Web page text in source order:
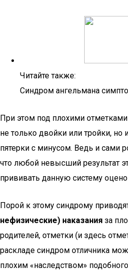
Читайте также:
Синдром ангельмана
При этом под плохими
не только двойки или тройки, но
пятерки с минусом. Ведь и сами
что любой невысший результат
прививать данную систему
Порой к этому синдрому
нефизические) наказания за
родителей, отметки (и здесь
раскладе синдром отличника
плохим «наследством»